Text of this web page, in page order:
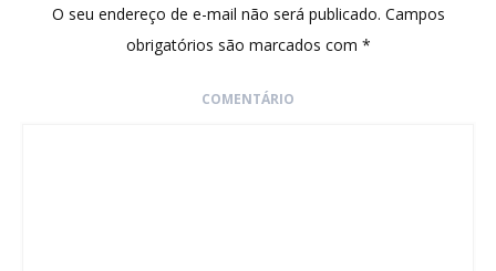
O seu endereço de e-mail não será publicado. Campos
obrigatórios são marcados com *
COMENTÁRIO